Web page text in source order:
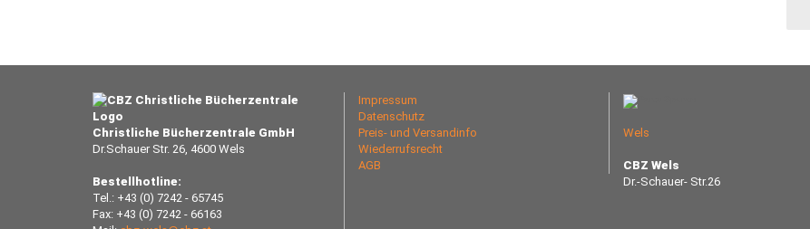
Christliche Bücherzentrale GmbH
Dr.Schauer Str. 26, 4600 Wels
Bestellhotline:
Tel.: +43 (0) 7242 - 65745
Fax: +43 (0) 7242 - 66163
Impressum
Datenschutz
Preis- und Versandinfo
Wiederrufsrecht
AGB
Wels
CBZ Wels
Dr.-Schauer- Str.26